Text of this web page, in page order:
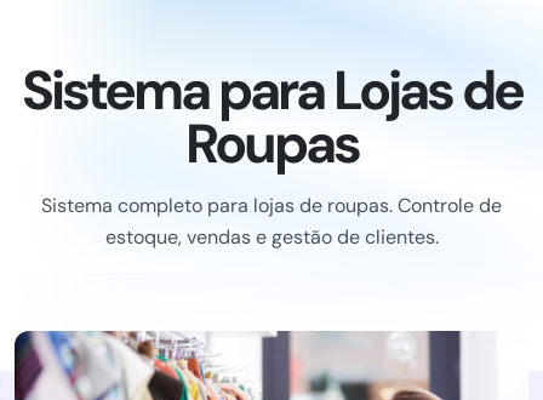
Sistema para Lojas de
Roupas
Sistema completo para lojas de roupas. Controle de
estoque, vendas e gestão de clientes.